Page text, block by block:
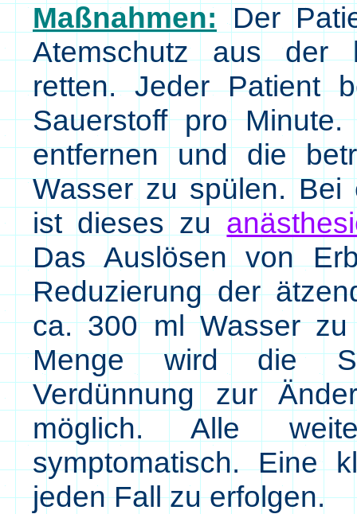
Maßnahmen: Der
Atemschutz aus der
retten. Jeder Patient
Sauerstoff pro
entfernen und die
Wasser zu spülen. Bei
ist dieses zu
Das Auslösen von
Reduzierung der
ca. 300 ml Wasser zu
Menge wird die
Verdünnung zur
möglich. Alle
symptomatisch. Eine
jeden Fall zu erfolgen.